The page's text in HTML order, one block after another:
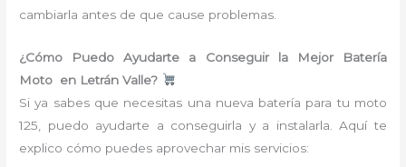
cambiarla antes de que cause problemas.
¿Cómo Puedo Ayudarte a Conseguir la Mejor Batería
Moto en Letrán Valle?
Si ya sabes que necesitas una nueva batería para tu moto
125, puedo ayudarte a conseguirla y a instalarla. Aquí te
explico cómo puedes aprovechar mis servicios: